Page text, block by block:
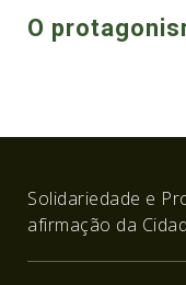
O
Solidariedade e
afirmação da